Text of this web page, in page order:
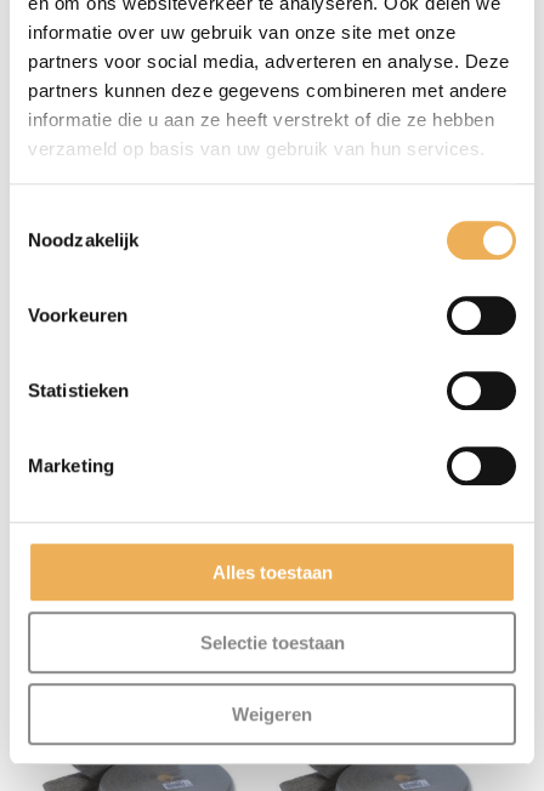
informatie over uw gebruik van onze site met onze
partners voor social media, adverteren en analyse. Deze
partners kunnen deze gegevens combineren met andere
informatie die u aan ze heeft verstrekt of die ze hebben
verzameld op basis van uw gebruik van hun services.
Noodzakelijk
Voorkeuren
Statistieken
Marketing
Alles toestaan
Selectie toestaan
Weigeren
deze browser voor de volgende keer wanneer
GERELATEERDE PRODUCTEN